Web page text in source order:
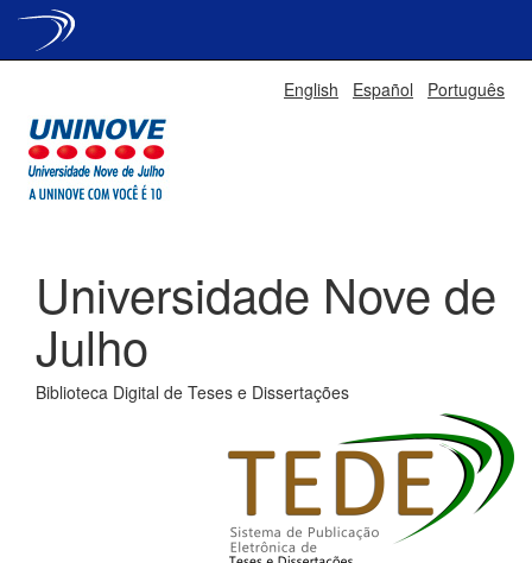
English Español Português
Universidade Nove de
Julho
Biblioteca Digital de Teses e Dissertações